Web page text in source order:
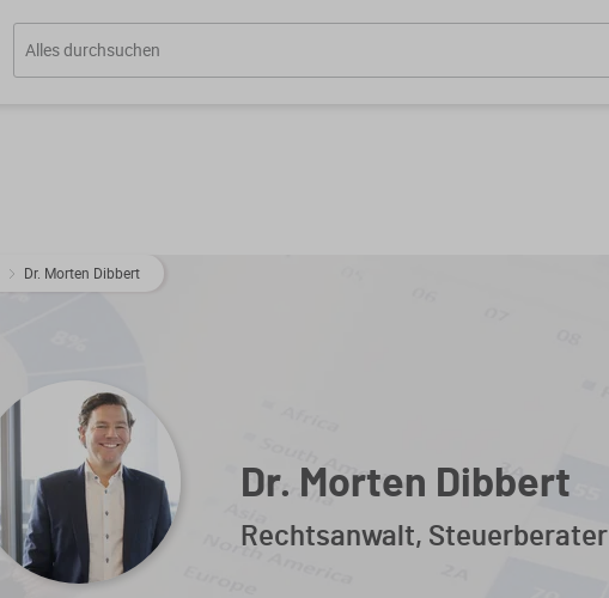
Dr. Morten Dibbert
Dr. Morten Dibbert
Rechtsanwalt, Steuerberater